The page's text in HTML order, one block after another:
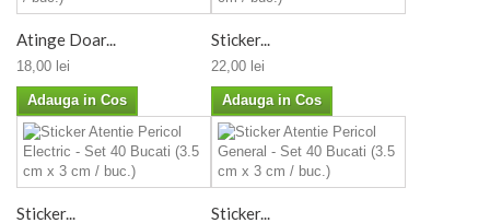
Atinge Doar...
18,00 lei
Adauga in Cos
Sticker...
22,00 lei
Adauga in Cos
Sticker... Sticker...